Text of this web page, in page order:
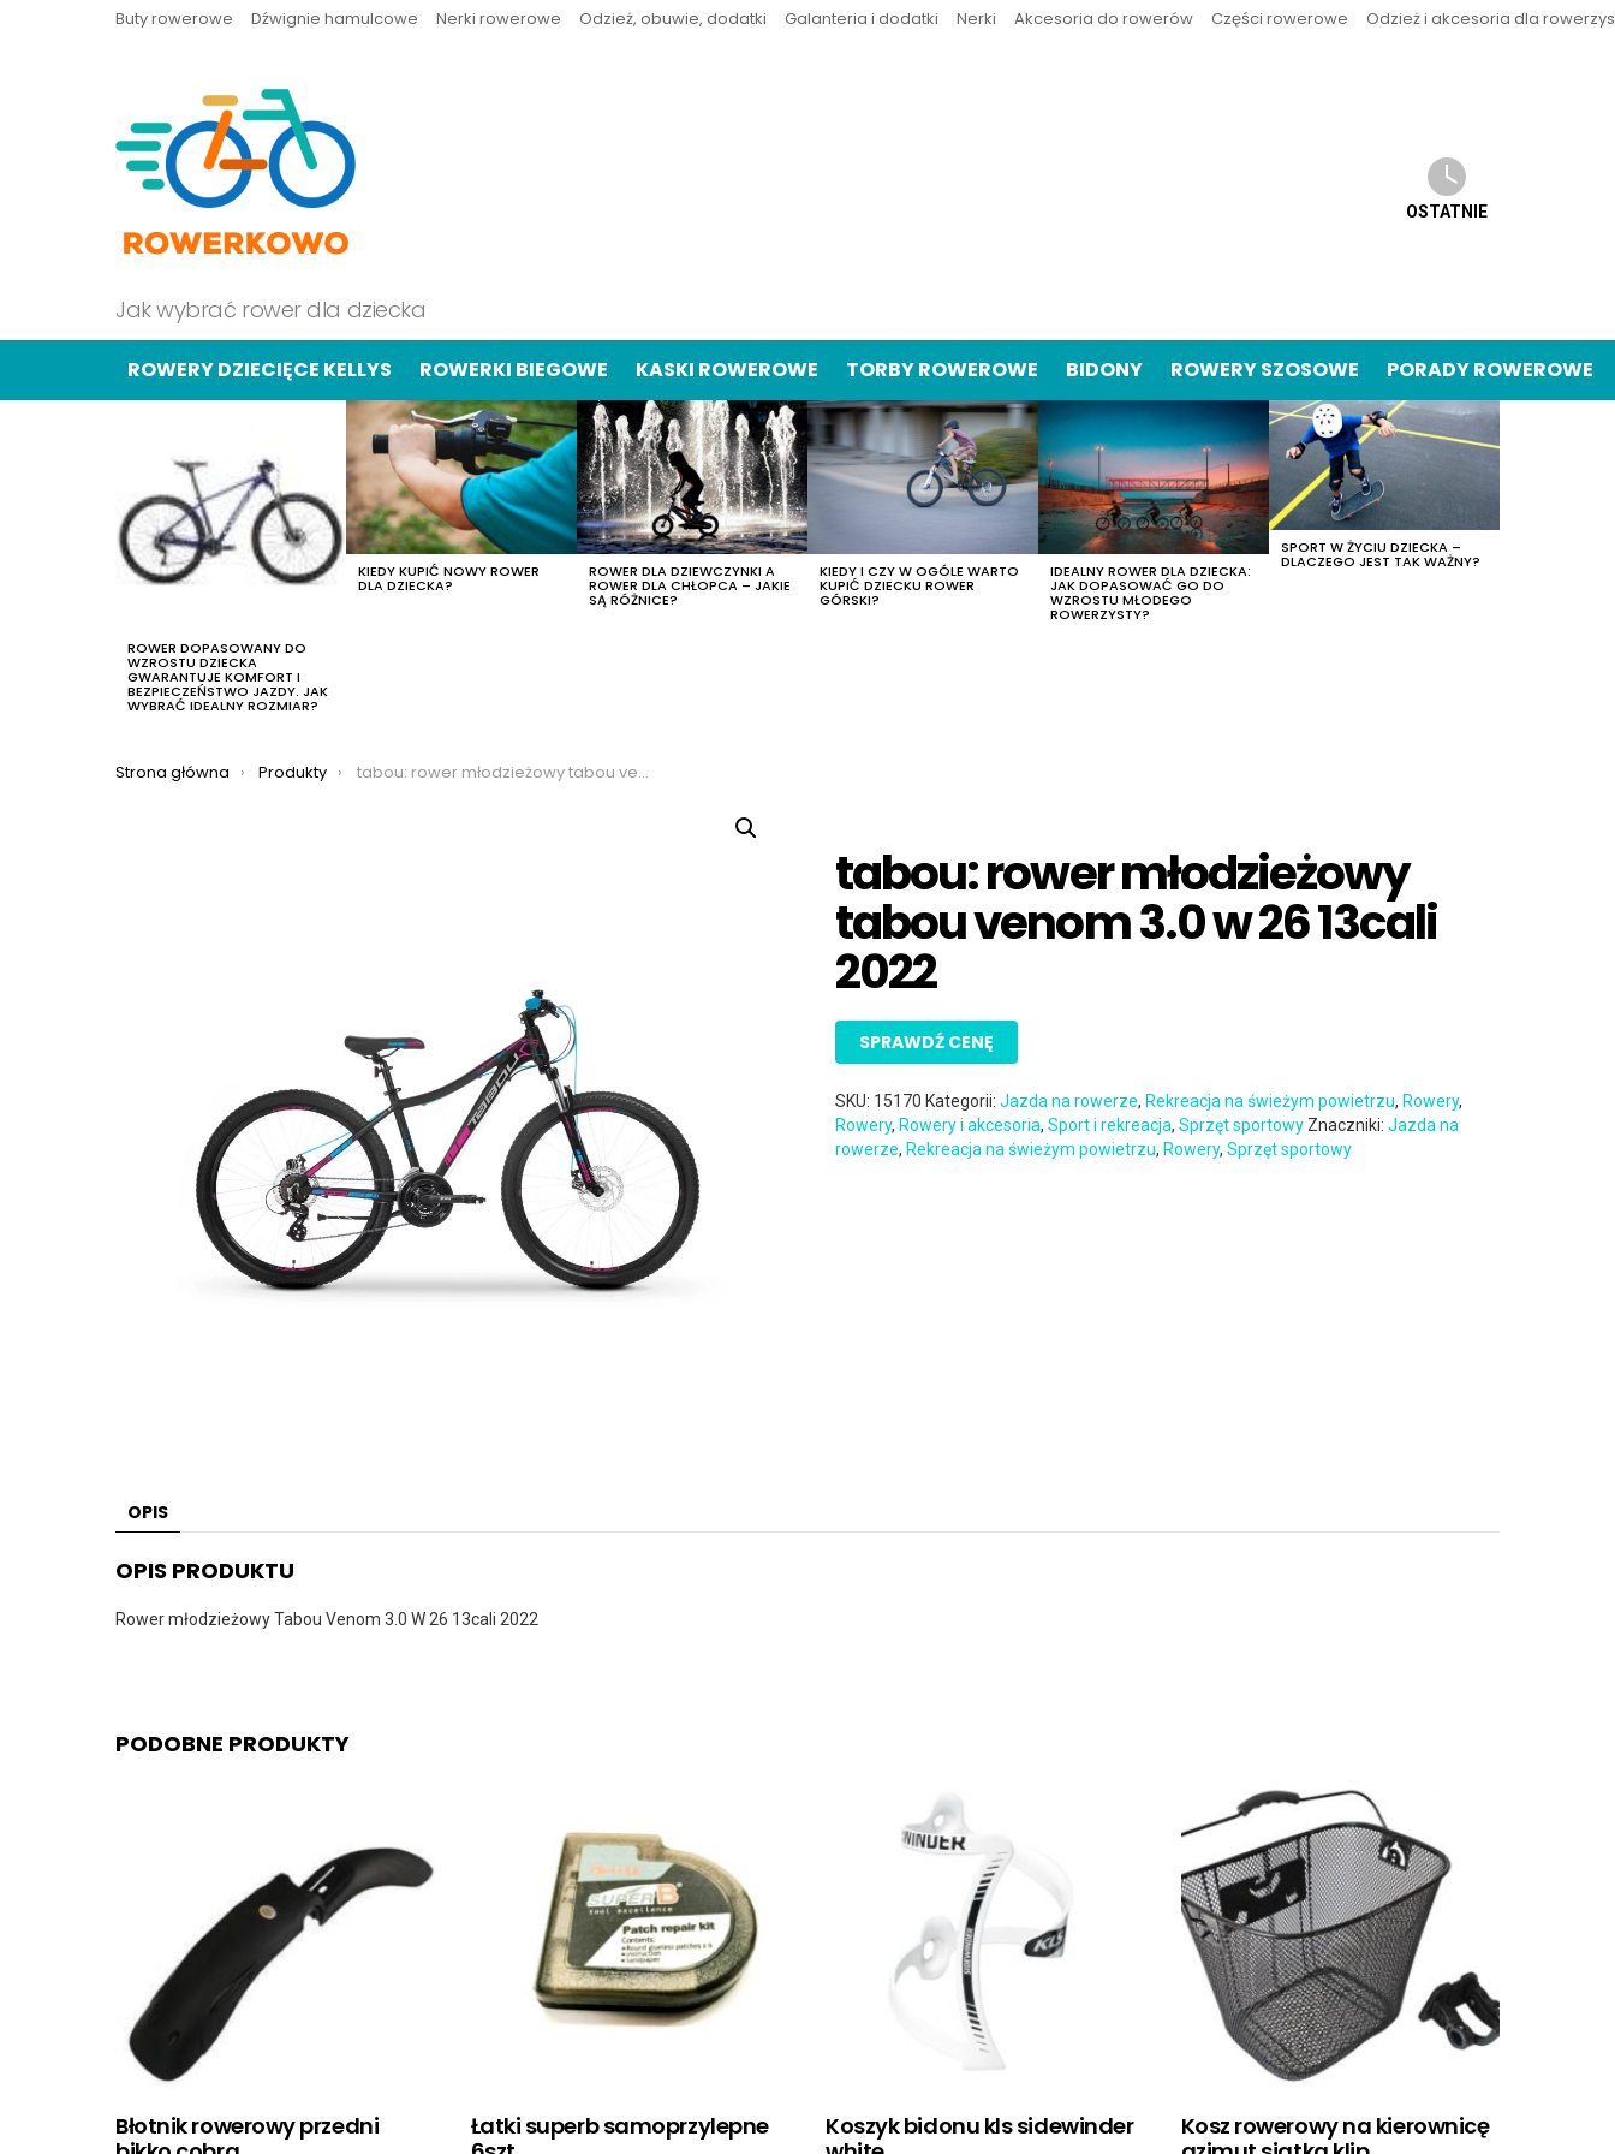
Buty rowerowe Dźwignie hamulcowe Nerki rowerowe Odzież, obuwie, dodatki Galanteria i dodatki Nerki Akcesoria do rowerów Części rowerowe Odzież i akcesoria dla
Jak wybrać rower dla dziecka
OSTATNIE
ROWERY DZIECIĘCE KELLYS ROWERKI BIEGOWE KASKI ROWEROWE TORBY ROWEROWE BIDONY ROWERY SZOSOWE PORADY ROWEROWE
ROWER DOPASOWANY DO
WZROSTU DZIECKA
GWARANTUJE KOMFORT I
BEZPIECZEŃSTWO JAZDY. JAK
WYBRAĆ IDEALNY ROZMIAR?
KIEDY KUPIĆ NOWY ROWER
DLA DZIECKA?
ROWER DLA DZIEWCZYNKI A
ROWER DLA CHŁOPCA – JAKIE
SĄ RÓŻNICE?
KIEDY I CZY W OGÓLE WARTO
KUPIĆ DZIECKU ROWER
GÓRSKI?
IDEALNY ROWER DLA DZIECKA:
JAK DOPASOWAĆ GO DO
WZROSTU MŁODEGO
ROWERZYSTY?
SPORT W ŻYCIU DZIECKA –
DLACZEGO JEST TAK WAŻNY?
Jesteś tutaj:
Strona główna Produkty tabou: rower młodzieżowy tabou venom 3.0 w 26 13cali 2022
tabou: rower młodzieżowy
tabou venom 3.0 w 26 13cali
2022
SPRAWDŹ CENĘ
SKU: 15170 Kategorii:Jazda na rowerze, Rekreacja na świeżym powietrzu, Rowery,
Rowery, Rowery i akcesoria,Sport i rekreacja,Sprzęt sportowy Znaczniki:Jazda na
rowerze, Rekreacja na świeżym powietrzu, Rowery,Sprzęt sportowy
OPIS
OPIS PRODUKTU
Rower młodzieżowy Tabou Venom 3.0 W 26 13cali 2022
PODOBNE PRODUKTY
Błotnik rowerowy przedni
Łatki superb samoprzylepne
Koszyk bidonu kls sidewinder
Kosz rowerowy na kierownicę